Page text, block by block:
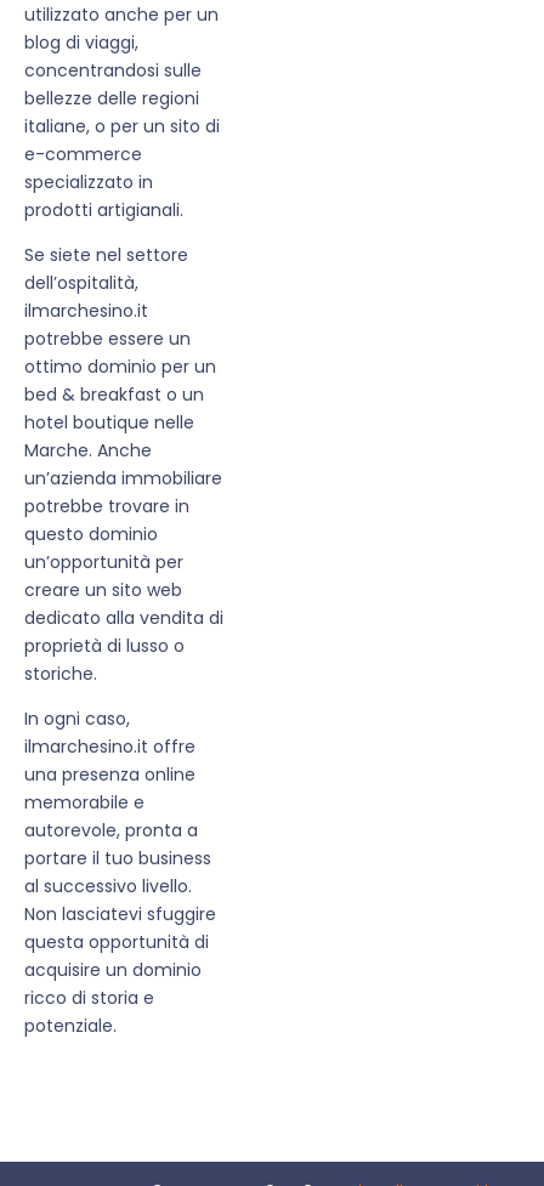
utilizzato anche per un
blog di viaggi,
concentrandosi sulle
bellezze delle regioni
italiane, o per un sito di
e-commerce
specializzato in
prodotti artigianali.
Se siete nel settore
dell’ospitalità,
ilmarchesino.it
potrebbe essere un
ottimo dominio per un
bed & breakfast o un
hotel boutique nelle
Marche. Anche
un’azienda immobiliare
potrebbe trovare in
questo dominio
un’opportunità per
creare un sito web
dedicato alla vendita di
proprietà di lusso o
storiche.
In ogni caso,
ilmarchesino.it offre
una presenza online
memorabile e
autorevole, pronta a
portare il tuo business
al successivo livello.
Non lasciatevi sfuggire
questa opportunità di
acquisire un dominio
ricco di storia e
potenziale.